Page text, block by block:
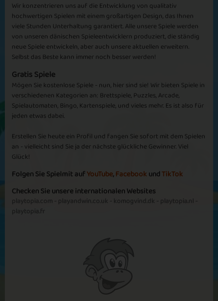
Wir konzentrieren uns auf die Entwicklung von qualitativ
hochwertigen Spielen mit einem großartigen Design, das Ihnen
viele Stunden Unterhaltung garantiert. Alle unsere Spiele werden
von unseren dänischen Spieleentwicklern produziert, die ständig
neue Spiele entwickeln, aber auch unsere aktuellen erweitern.
Selbst das Beste kann immer noch besser werden!
Gratis Spiele
Mögen Sie kostenlose Spiele - nun, hier sind sie! Wir bieten Spiele in
verschiedenen Kategorien an: Brettspiele, Puzzles, Arcade,
Spielautomaten, Bingo, Kartenspiele, und vieles mehr. Es ist also für
jeden etwas dabei.
Erstellen Sie heute ein Profil und fangen Sie sofort mit dem Spielen
an - vielleicht sind Sie ja der nächste glückliche Gewinner. Viel
Glück!
Folgen Sie Spielmit aufYouTube,Facebook undTikTok
Checken Sie unsere internationalen Websites